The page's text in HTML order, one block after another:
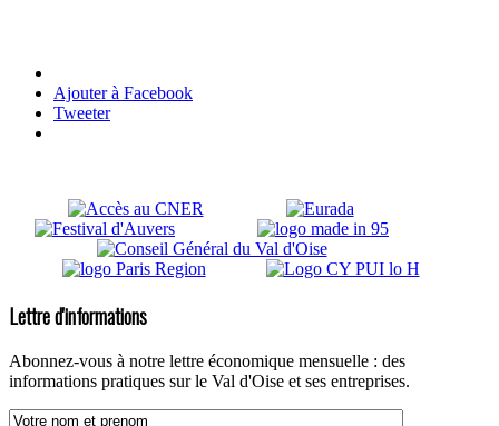
Ajouter à Facebook
Tweeter
Lettre d'informations
Abonnez-vous à notre lettre économique mensuelle : des
informations pratiques sur le Val d'Oise et ses entreprises.